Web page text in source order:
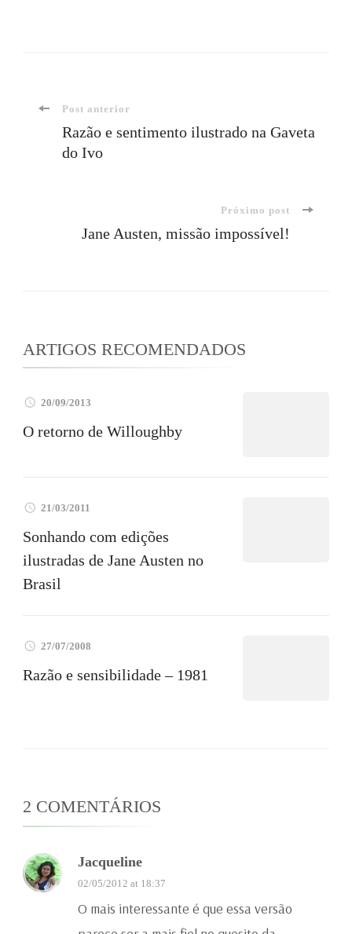
Navegação
Post anterior
Razão e sentimento ilustrado na Gaveta
do Ivo
Próximo post
Jane Austen, missão impossível!
ARTIGOS RECOMENDADOS
20/09/2013
O retorno de Willoughby
21/03/2011
Sonhando com edições
ilustradas de Jane Austen no
Brasil
27/07/2008
Razão e sensibilidade – 1981
2 COMENTÁRIOS
Jacqueline
02/05/2012 at 18:37
O mais interessante é que essa versão